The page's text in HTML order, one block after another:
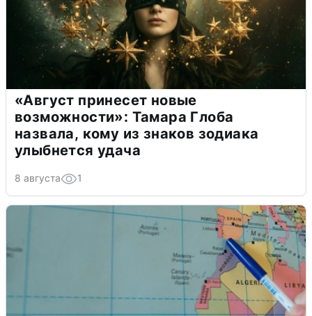
«Август принесет новые
возможности»: Тамара Глоба
назвала, кому из знаков зодиака
улыбнется удача
8 августа 1